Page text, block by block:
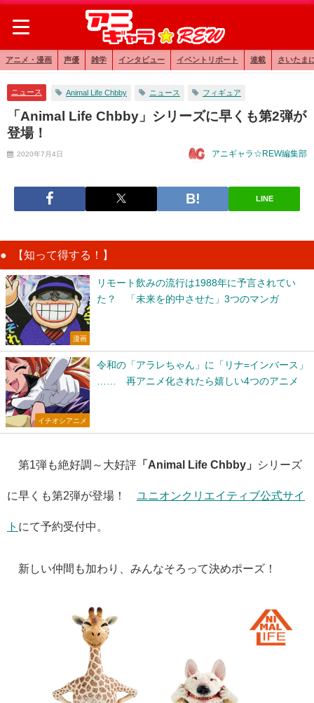
アニメ・漫画 声優 雑学 インタビュー イベントリポート 連載 さいたま
ニュース Animal Life Chbby ニュース フィギュア
「Animal Life Chbby」シリーズに早くも第2弾が
登場！
2020年7月4日 アニギャラ☆REW編集部
LINE
【知って得する！】
漫画
リモート飲みの流行は1988年に予言されてい
た？ 「未来を的中させた」3つのマンガ
イチオシアニメ
令和の「アラレちゃん」に「リナ=インバース」
…… 再アニメ化されたら嬉しい4つのアニメ
第1弾も絶好調～大好評 「Animal Life Chbby」 シリーズ
に早くも第2弾が登場！ ユニオンクリエイティブ公式サイ
ト にて予約受付中。
新しい仲間も加わり、みんなそろって決めポーズ！